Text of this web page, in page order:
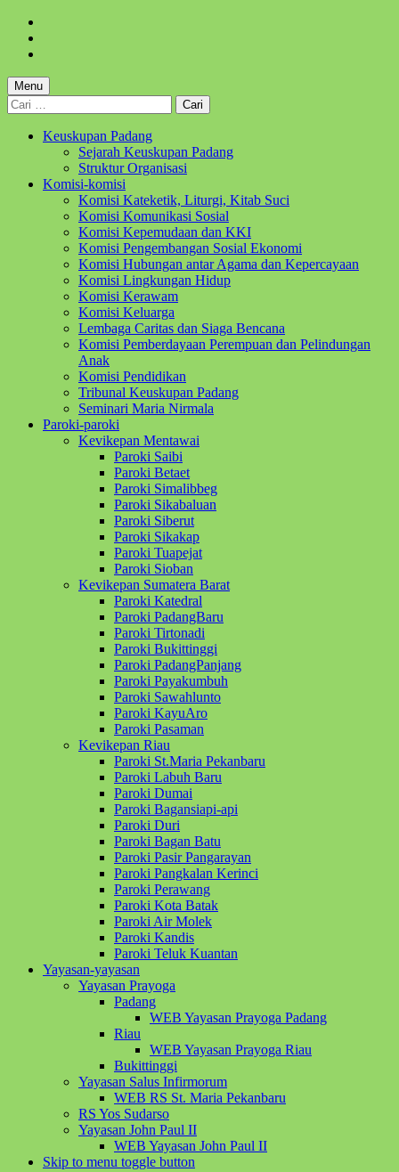
content
footer
Menu
Cari
untuk:
Keuskupan Padang
Sejarah Keuskupan Padang
Struktur Organisasi
Komisi-komisi
Komisi Kateketik, Liturgi, Kitab Suci
Komisi Komunikasi Sosial
Komisi Kepemudaan dan KKI
Komisi Pengembangan Sosial Ekonomi
Komisi Hubungan antar Agama dan Kepercayaan
Komisi Lingkungan Hidup
Komisi Kerawam
Komisi Keluarga
Lembaga Caritas dan Siaga Bencana
Komisi Pemberdayaan Perempuan dan Pelindungan
Anak
Komisi Pendidikan
Tribunal Keuskupan Padang
Seminari Maria Nirmala
Paroki-paroki
Kevikepan Mentawai
Paroki Saibi
Paroki Betaet
Paroki Simalibbeg
Paroki Sikabaluan
Paroki Siberut
Paroki Sikakap
Paroki Tuapejat
Paroki Sioban
Kevikepan Sumatera Barat
Paroki Katedral
Paroki PadangBaru
Paroki Tirtonadi
Paroki Bukittinggi
Paroki PadangPanjang
Paroki Payakumbuh
Paroki Sawahlunto
Paroki KayuAro
Paroki Pasaman
Kevikepan Riau
Paroki St.Maria Pekanbaru
Paroki Labuh Baru
Paroki Dumai
Paroki Bagansiapi-api
Paroki Duri
Paroki Bagan Batu
Paroki Pasir Pangarayan
Paroki Pangkalan Kerinci
Paroki Perawang
Paroki Kota Batak
Paroki Air Molek
Paroki Kandis
Paroki Teluk Kuantan
Yayasan-yayasan
Yayasan Prayoga
Padang
WEB Yayasan Prayoga Padang
Riau
WEB Yayasan Prayoga Riau
Bukittinggi
Yayasan Salus Infirmorum
WEB RS St. Maria Pekanbaru
RS Yos Sudarso
Yayasan John Paul II
WEB Yayasan John Paul II
Skip to menu toggle button